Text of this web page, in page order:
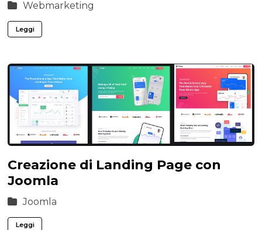
Webmarketing
Leggi
Creazione di Landing Page con
Joomla
Joomla
Leggi